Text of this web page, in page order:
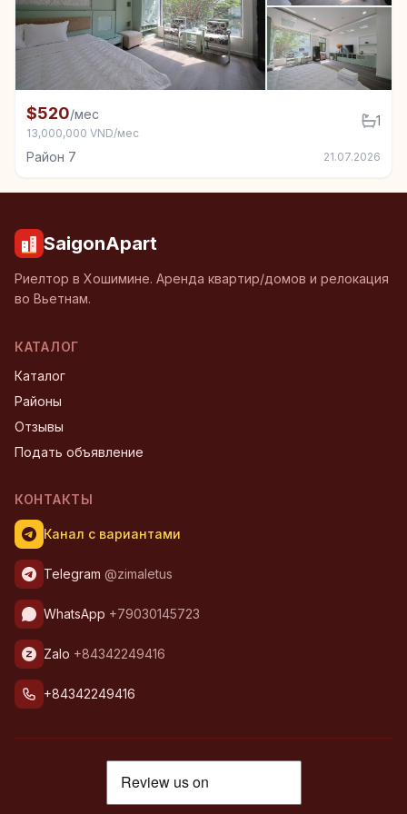
Комната в аренду в Район 7
$520/мес
13,000,000 VND/мес
1
Район 7 21.07.2026
SaigonApart
Риелтор в Хошимине. Аренда квартир/домов и релокация
во Вьетнам.
КАТАЛОГ
Каталог
Районы
Отзывы
Подать объявление
КОНТАКТЫ
Канал с вариантами
Telegram @zimaletus
WhatsApp +79030145723
Zalo +84342249416
+84342249416